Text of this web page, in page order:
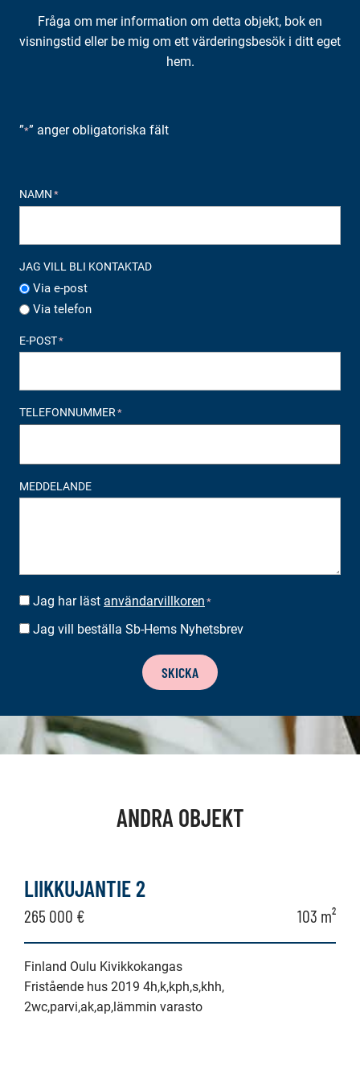
Fråga om mer information om detta objekt, bok en
visningstid eller be mig om ett värderingsbesök i ditt eget
hem.
”*” anger obligatoriska fält
NAMN *
JAG VILL BLI KONTAKTAD
Via e-post
Via telefon
E-POST*
TELEFONNUMMER*
MEDDELANDE
SUOSTUMUS *
Jag har läst användarvillkoren *
BESTÄLLA
Jag vill beställa Sb-Hems Nyhetsbrev
SKICKA
ANDRA OBJEKT
LIIKKUJANTIE 2
265 000 € 103 m²
Finland Oulu Kivikkokangas
Fristående hus 2019 4h,k,kph,s,khh,
2wc,parvi,ak,ap,lämmin varasto